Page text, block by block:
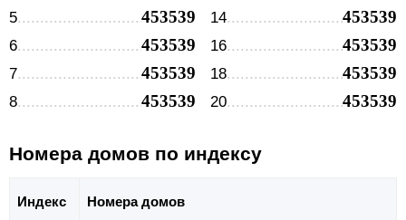
5 453539
6 453539
7 453539
8 453539
14 453539
16 453539
18 453539
20 453539
Номера домов по индексу
Индекс Номера домов